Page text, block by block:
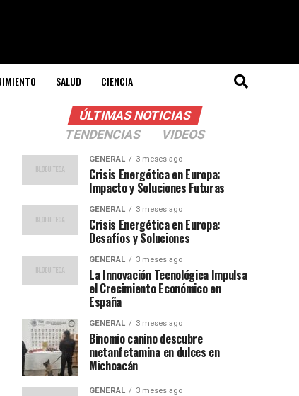
SALUD CIENCIA
ÚLTIMAS NOTICIAS
TENDENCIAS
VIDEOS
GENERAL 3 meses ago
Crisis Energética en Europa:
Impacto y Soluciones Futuras
GENERAL 3 meses ago
Crisis Energética en Europa:
Desafíos y Soluciones
GENERAL 3 meses ago
La Innovación Tecnológica Impulsa
el Crecimiento Económico en
España
GENERAL 3 meses ago
Binomio canino descubre
metanfetamina en dulces en
Michoacán
GENERAL 3 meses ago